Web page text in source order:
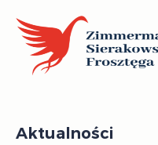
Aktualności